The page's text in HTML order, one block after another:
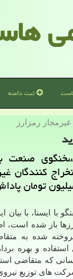
ثبت دامنه
غیرمجاز رمزارز
صنعت
كنندگان
ایسنا، با بیان
باز شده است،
فروخته شده به
و بهره
که متقاضی
های توزیع